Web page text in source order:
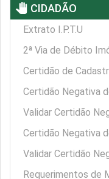
pan_tool CIDADÃO
Extrato I.P.T.U
2ª Via de Débito
Certidão de
Certidão Negativa
Validar Certidão
Certidão Negativa
Validar Certidão
Requerimentos de